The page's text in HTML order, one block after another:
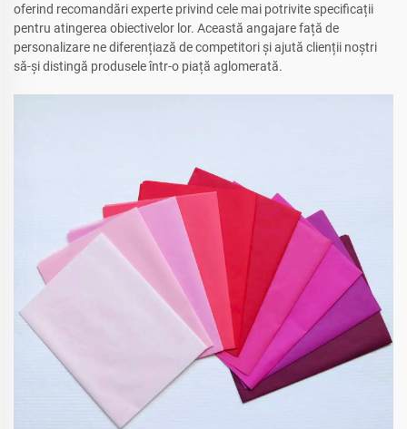
oferind recomandări experte privind cele mai potrivite specificații
pentru atingerea obiectivelor lor. Această angajare față de
personalizare ne diferențiază de competitori și ajută clienții noștri
să-și distingă produsele într-o piață aglomerată.